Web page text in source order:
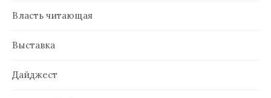
Власть читающая
Выставка
Дайджест